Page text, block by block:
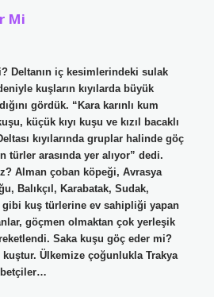
Mi
Deltanın iç kesimlerindeki sulak
kuşların kıyılarda büyük
gördük. “Kara karınlı kum
küçük kıyı kuşu ve kızıl bacaklı
kıyılarında gruplar halinde göç
türler arasında yer alıyor” dedi.
Alman çoban köpeği, Avrasya
Balıkçıl, Karabatak, Sudak,
gibi kuş türlerine ev sahipliği yapan
göçmen olmaktan çok yerleşik
Saka kuşu göç eder mi?
Ülkemize çoğunlukla Trakya